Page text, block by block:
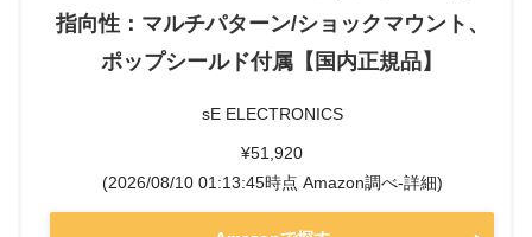
指向性：マルチパターン/ショックマウント、
ポップシールド付属【国内正規品】
sE ELECTRONICS
¥51,920
(2026/08/10 01:13:45時点 Amazon調べ-詳細)